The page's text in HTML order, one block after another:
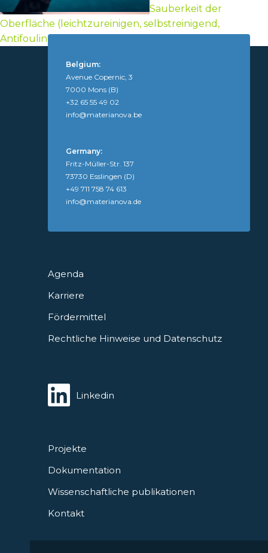
Sauberkeit der
Oberfläche (leichtzureinigen, selbstreinigend,
Antifouling, Anti-Fingerprint)
Projekte
Dokumentation
Wissenschaftliche publikationen
Kontakt
Agenda
Karriere
Fördermittel
Rechtliche Hinweise und Datenschutz
Belgium:
Avenue Copernic, 3
7000 Mons (B)
+32 65 55 49 02
info@materianova.be
Germany:
Fritz-Müller-Str. 137
73730 Esslingen (D)
+49 711 758 74 613
info@materianova.de
Linkedin